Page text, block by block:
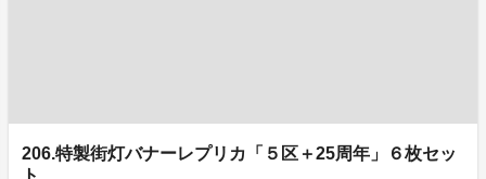
206.特製街灯バナーレプリカ「５区＋25周年」６枚セッ